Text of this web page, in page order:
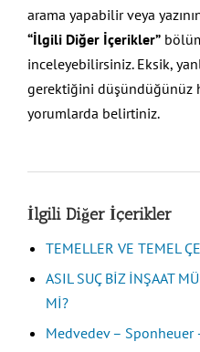
arama yapabilir veya
“İlgili Diğer İçerikler”
inceleyebilirsiniz. Eksik,
gerektiğini düşündüğünüz
yorumlarda belirtiniz.
İlgili Diğer İçerikler
TEMELLER VE TEMEL
ASIL SUÇ BİZ İNŞAAT
Mİ?
Medvedev – Sponheuer